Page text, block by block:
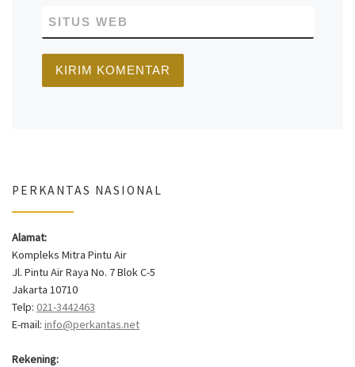
SITUS WEB
PERKANTAS NASIONAL
Alamat:
Kompleks Mitra Pintu Air
Jl. Pintu Air Raya No. 7 Blok C-5
Jakarta 10710
Telp: 021-3442463
E-mail: info@perkantas.net
Rekening: